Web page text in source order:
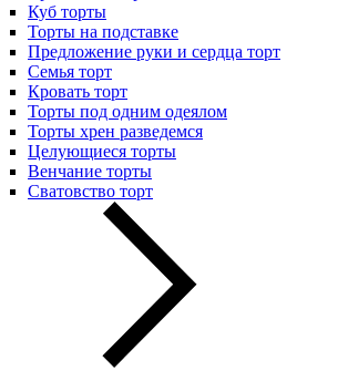
Куб торты
Торты на подставке
Предложение руки и сердца торт
Семья торт
Кровать торт
Торты под одним одеялом
Торты хрен разведемся
Целующиеся торты
Венчание торты
Сватовство торт